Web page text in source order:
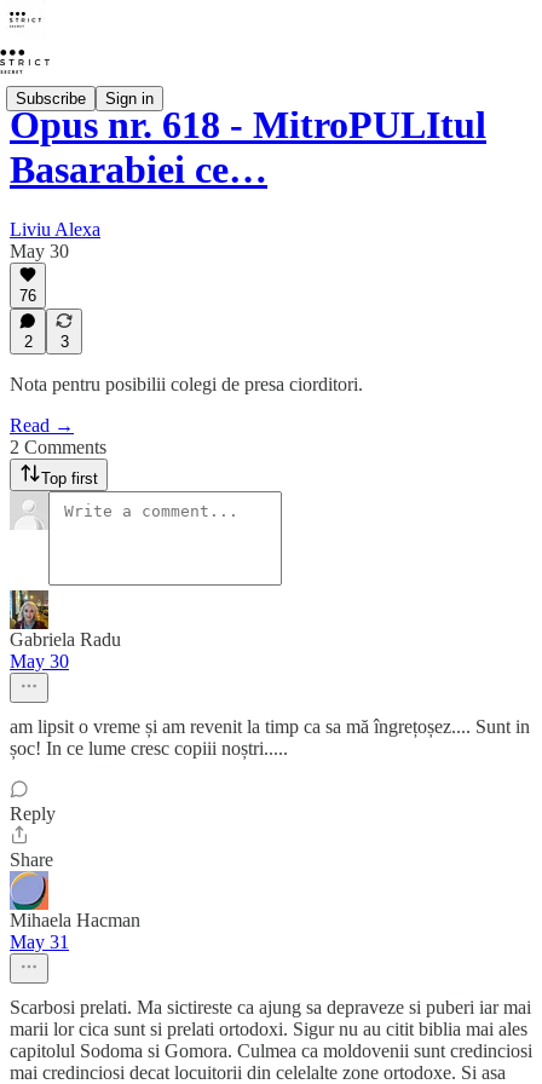
Subscribe Sign in
Opus nr. 618 - MitroPULItul
Basarabiei ce…
Liviu Alexa
May 30
76
2 3
Nota pentru posibilii colegi de presa ciorditori.
Read →
2 Comments
Top first
Gabriela Radu
May 30
am lipsit o vreme și am revenit la timp ca sa mă îngrețoșez.... Sunt in
șoc! In ce lume cresc copiii noștri.....
Reply
Share
Mihaela Hacman
May 31
Scarbosi prelati. Ma sictireste ca ajung sa depraveze si puberi iar mai
marii lor cica sunt si prelati ortodoxi. Sigur nu au citit biblia mai ales
capitolul Sodoma si Gomora. Culmea ca moldovenii sunt credinciosi
mai credinciosi decat locuitorii din celelalte zone ortodoxe. Si asa